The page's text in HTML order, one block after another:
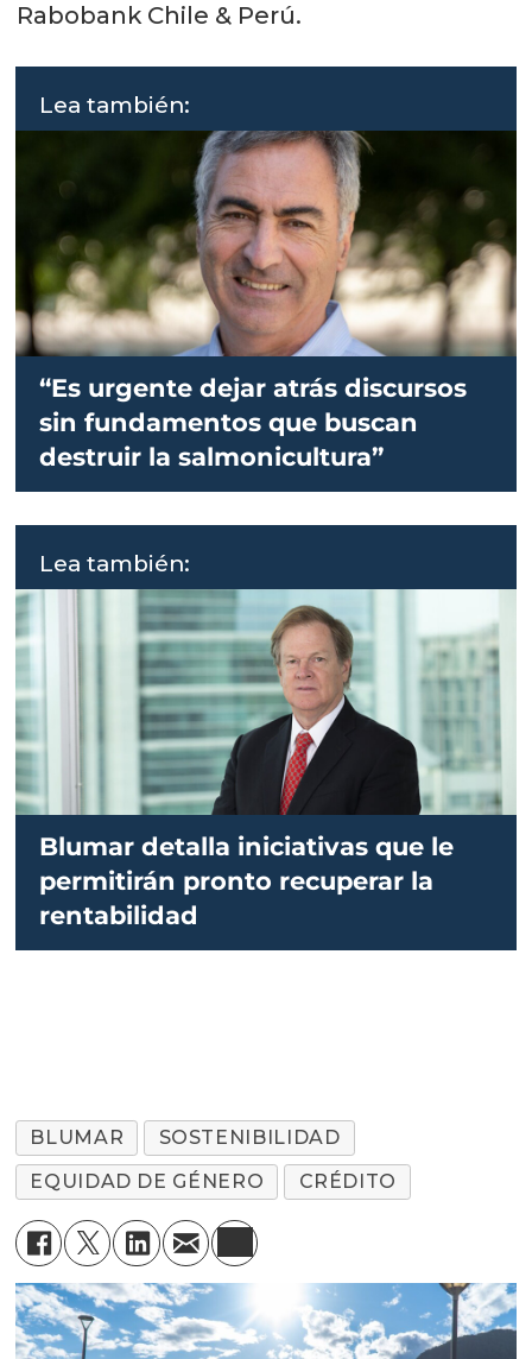
Rabobank Chile & Perú.
Lea también:
“Es urgente dejar atrás discursos
sin fundamentos que buscan
destruir la salmonicultura”
Lea también:
Blumar detalla iniciativas que le
permitirán pronto recuperar la
rentabilidad
BLUMAR
SOSTENIBILIDAD
EQUIDAD DE GÉNERO
CRÉDITO